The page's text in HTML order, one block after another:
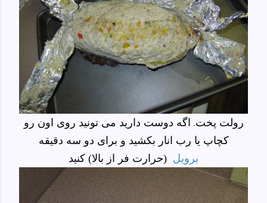
رولت پخت. اگه دوست دارید می تونید روی اون رو
کچاپ یا رب انار بکشید و برای دو سه دقیقه
برویل (حرارت فر از بالا) کنید